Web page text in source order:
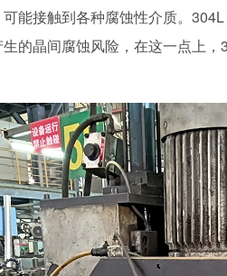
能接触到各种腐蚀性介质。
的晶间腐蚀风险，在这一点上，